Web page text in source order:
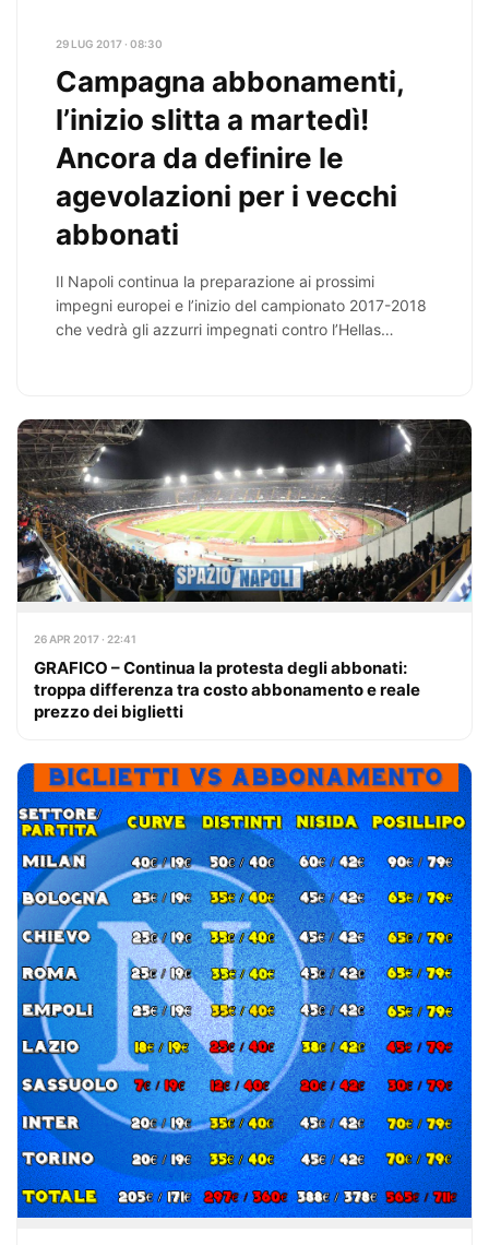
29 LUG 2017 · 08:30
Campagna abbonamenti,
l’inizio slitta a martedì!
Ancora da definire le
agevolazioni per i vecchi
abbonati
Il Napoli continua la preparazione ai prossimi
impegni europei e l’inizio del campionato 2017-2018
che vedrà gli azzurri impegnati contro l’Hellas
26 APR 2017 · 22:41
GRAFICO – Continua la protesta degli abbonati:
troppa differenza tra costo abbonamento e reale
prezzo dei biglietti